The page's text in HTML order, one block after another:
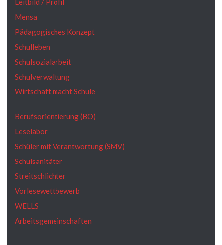
Leitbild / Profil
Mensa
Pädagogisches Konzept
Schulleben
Schulsozialarbeit
Schulverwaltung
Wirtschaft macht Schule
Berufsorientierung (BO)
Leselabor
Schüler mit Verantwortung (SMV)
Schulsanitäter
Streitschlichter
Vorlesewettbewerb
WELLS
Arbeitsgemeinschaften